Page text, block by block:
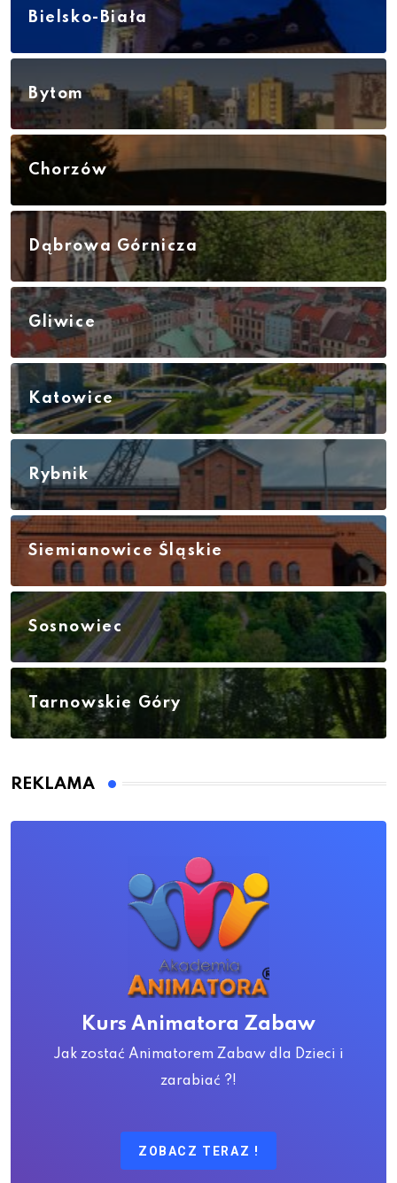
Bielsko-Biała
Bytom
Chorzów
Dąbrowa Górnicza
Gliwice
Katowice
Rybnik
Siemianowice Śląskie
Sosnowiec
Tarnowskie Góry
REKLAMA
Kurs Animatora Zabaw
Jak zostać Animatorem Zabaw dla Dzieci i
zarabiać ?!
ZOBACZ TERAZ !